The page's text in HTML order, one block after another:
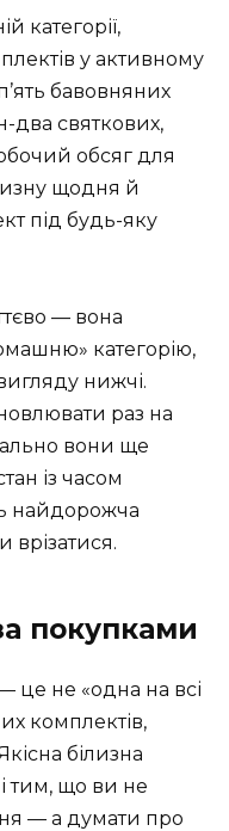
категорії,
у активному
бавовняних
два святкових,
обсяг для
щодня й
під будь-яку
— вона
категорію,
нижчі.
раз на
вони ще
із часом
найдорожча
врізатися.
покупками
це не «одна на всі
комплектів,
білизна
тим, що ви не
— а думати про